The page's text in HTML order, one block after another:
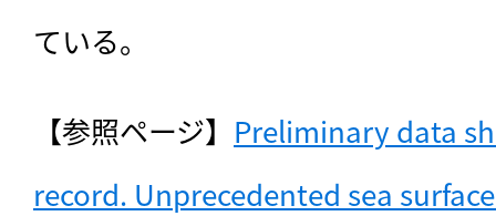
ている。
【参照ページ】 Preliminary data
record. Unprecedented sea